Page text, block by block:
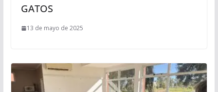
GATOS
13 de mayo de 2025